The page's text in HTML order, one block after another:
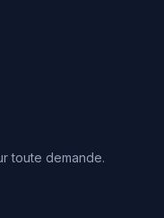
toute demande.